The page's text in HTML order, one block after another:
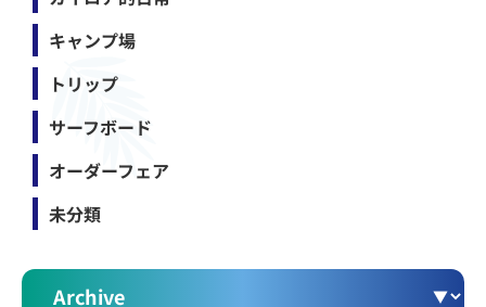
キャンプ場
トリップ
サーフボード
オーダーフェア
未分類